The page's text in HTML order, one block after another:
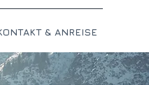
& ANREISE